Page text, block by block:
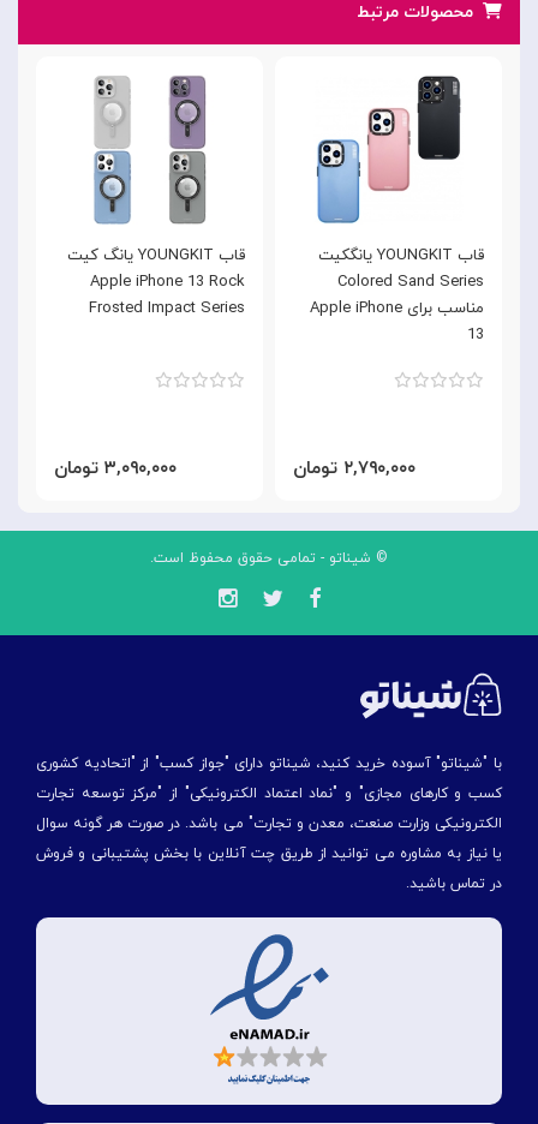
محصولات مرتبط
قاب YOUNGKIT یانگ کیت
Apple iPhone 13 Rock
Frosted Impact Series
۳,۰۹۰,۰۰۰ تومان
قاب YOUNGKIT یانگکیت
Colored Sand Series
مناسب برای Apple iPhone
13
۲,۷۹۰,۰۰۰ تومان
© شیناتو - تمامی حقوق محفوظ است.
با "شیناتو" آسوده خرید کنید، شیناتو دارای "جواز کسب" از "اتحادیه کشوری
کسب و کارهای مجازی" و "نماد اعتماد الکترونیکی" از "مركز توسعه تجارت
الكترونیكی وزارت صنعت، معدن و تجارت" می باشد. در صورت هر گونه سوال
یا نیاز به مشاوره می توانید از طریق چت آنلاین با بخش پشتیبانی و فروش
در تماس باشید.